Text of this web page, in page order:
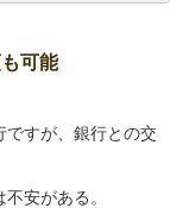
可能
すが、銀行との交
安がある。